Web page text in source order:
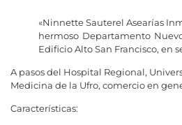
«Ninnette Sauterel Asearías
hermoso Departamento
Edificio Alto San Francisco, en
A pasos del Hospital Regional,
Medicina de la Ufro, comercio en
Características: